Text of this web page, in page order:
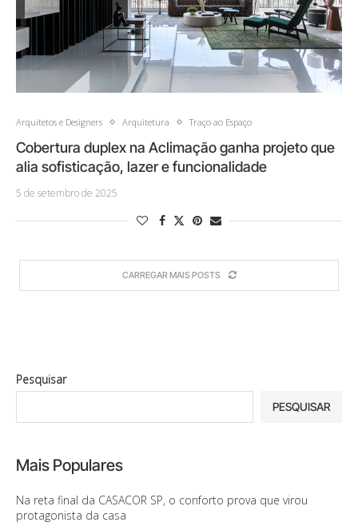
Arquitetos e Designers Arquitetura Traço ao Espaço
Cobertura duplex na Aclimação ganha projeto que
alia sofisticação, lazer e funcionalidade
5 de setembro de 2025
CARREGAR MAIS POSTS
Pesquisar
PESQUISAR
Mais Populares
Na reta final da CASACOR SP, o conforto prova que virou
protagonista da casa